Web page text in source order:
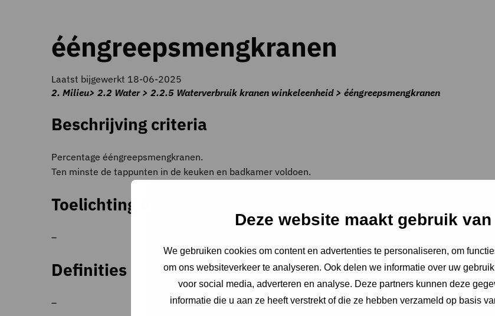
Deze website maakt gebruik
We gebruiken cookies om content en advertenties te personaliseren, om
om ons websiteverkeer te analyseren. Ook delen we informatie over uw
voor social media, adverteren en analyse. Deze partners kunnen deze
informatie die u aan ze heeft verstrekt of die ze hebben verzameld op basis
ééngreepsmengkranen
Laatst bijgewerkt 18-06-2025
2. Milieu> 2.2 Water > 2.2.5 Waterverbruik kranen winkeleenheid > ééngreepsmengkranen
Beschrijving criteria
Percentage ééngreepsmengkranen.
Ten minste de tappunten in de keuken en badkamer voldoen.
Toelichting op criteria
–
Definities
–